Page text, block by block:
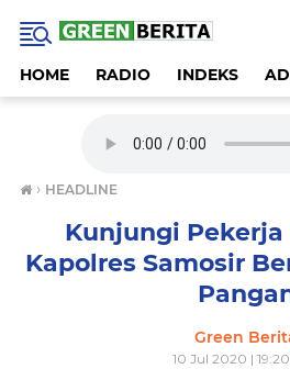
HOME RADIO INDEKS
› HEADLINE
Kunjungi
Kapolres Samosir
Green
10 Jul 2020 |